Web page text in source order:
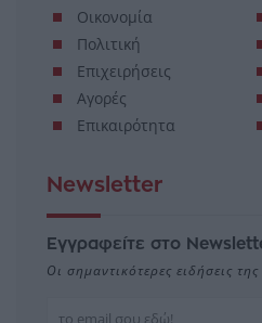
Οικονομία
Πολιτική
Επιχειρήσεις
Αγορές
Επικαιρότητα
Newsletter
Εγγραφείτε στο
Οι σημαντικότερες ειδήσεις